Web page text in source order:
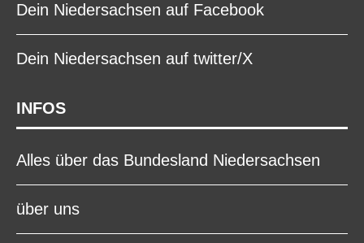
Dein Niedersachsen auf Facebook
Dein Niedersachsen auf twitter/X
INFOS
Alles über das Bundesland Niedersachsen
über uns